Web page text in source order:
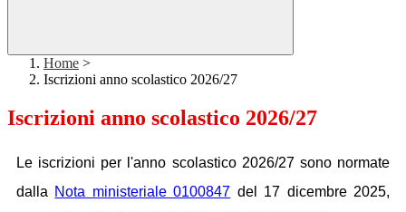
Home >
Iscrizioni anno scolastico 2026/27
Iscrizioni anno scolastico 2026/27
Le iscrizioni per l'anno scolastico 2026/27 sono normate
dalla Nota ministeriale 0100847 del 17 dicembre 2025,